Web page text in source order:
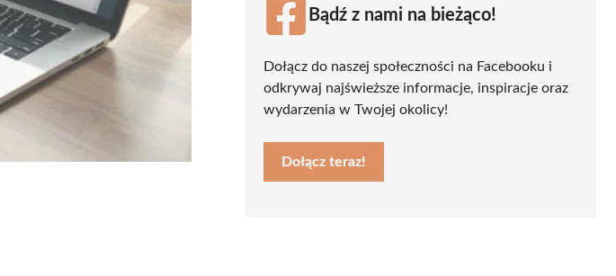
Bądź z nami na bieżąco!
Dołącz do naszej społeczności na Facebooku i
odkrywaj najświeższe informacje, inspiracje oraz
wydarzenia w Twojej okolicy!
Dołącz teraz!